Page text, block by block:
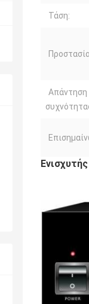
Τάση:
Απάντηση